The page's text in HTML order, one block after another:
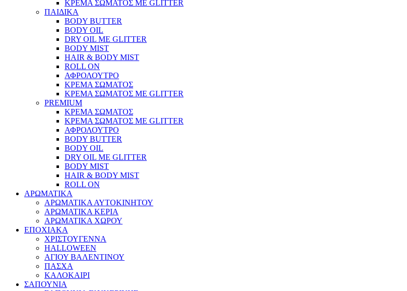
ΚΡΕΜΑ ΣΩΜΑΤΟΣ ΜΕ GLITTER
ΠΑΙΔΙΚΑ
BODY BUTTER
BODY OIL
DRY OIL ΜΕ GLITTER
BODY MIST
HAIR & BODY MIST
ROLL ON
ΑΦΡΟΛΟΥΤΡΟ
ΚΡΕΜΑ ΣΩΜΑΤΟΣ
ΚΡΕΜΑ ΣΩΜΑΤΟΣ ΜΕ GLITTER
PREMIUM
ΚΡΕΜΑ ΣΩΜΑΤΟΣ
ΚΡΕΜΑ ΣΩΜΑΤΟΣ ΜΕ GLITTER
ΑΦΡΟΛΟΥΤΡΟ
BODY BUTTER
BODY OIL
DRY OIL ΜΕ GLITTER
BODY MIST
HAIR & BODY MIST
ROLL ON
ΑΡΩΜΑΤΙΚΑ
ΑΡΩΜΑΤΙΚΑ ΑΥΤΟΚΙΝΗΤΟΥ
ΑΡΩΜΑΤΙΚΑ ΚΕΡΙΑ
ΑΡΩΜΑΤΙΚΑ ΧΩΡΟΥ
ΕΠΟΧΙΑΚΑ
ΧΡΙΣΤΟΥΓΕΝΝΑ
HALLOWEEN
ΑΓΙΟΥ ΒΑΛΕΝΤΙΝΟΥ
ΠΑΣΧΑ
ΚΑΛΟΚΑΙΡΙ
ΣΑΠΟΥΝΙΑ